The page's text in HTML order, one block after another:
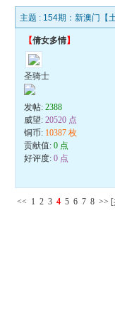
主题 : 154期：新澳门【
【倩女多情】
圣骑士
发帖:2388
威望:20520 点
铜币: 10387 枚
贡献值:0 点
好评度:0 点
<< 1 2 3 4 5 6 7 8 >>